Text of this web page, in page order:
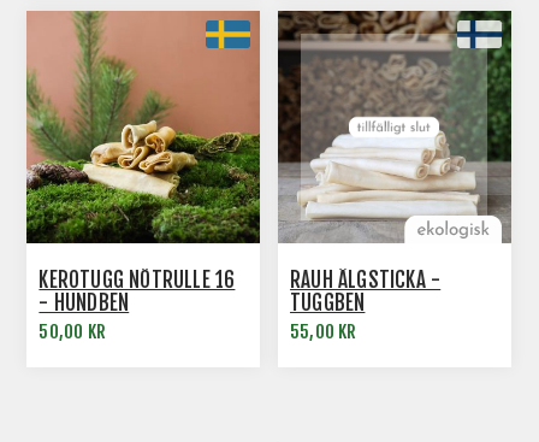
KEROTUGG NÖTRULLE 16
- HUNDBEN
50,00 KR
RAUH ÄLGSTICKA -
TUGGBEN
55,00 KR